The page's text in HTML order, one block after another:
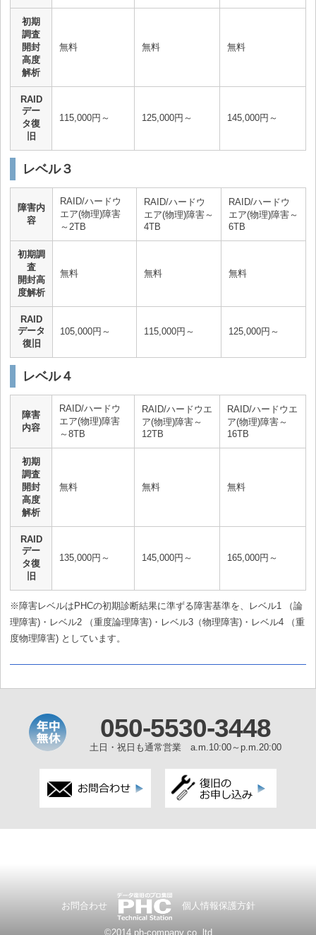
初期
調査
開封
高度
解析
無料 無料 無料
RAID
デー
タ復
旧
115,000円～ 125,000円～ 145,000円～
レベル３
障害内
容
RAID/ハードウ
エア(物理)障害
～2TB
RAID/ハードウ
エア(物理)障害～
4TB
RAID/ハードウ
エア(物理)障害～
6TB
初期調
査
開封高
度解析
無料 無料 無料
RAID
データ
復旧
105,000円～ 115,000円～ 125,000円～
レベル４
障害
内容
RAID/ハードウ
エア(物理)障害
～8TB
RAID/ハードウエ
ア(物理)障害～
12TB
RAID/ハードウエ
ア(物理)障害～
16TB
初期
調査
開封
高度
解析
無料 無料 無料
RAID
デー
タ復
旧
135,000円～ 145,000円～ 165,000円～
※障害レベルはPHCの初期診断結果に準ずる障害基準を、レベル1 （論
理障害)・レベル2 （重度論理障害)・レベル3（物理障害)・レベル4 （重
度物理障害) としています。
050-5530-3448
土日・祝日も通常営業 a.m.10:00～p.m.20:00
お問合わせ 個人情報保護方針
©2014.ph-company co.,ltd